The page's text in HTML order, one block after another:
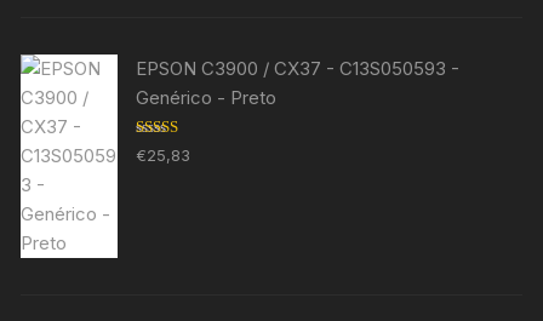
EPSON C3900 / CX37 - C13S050593 -
Genérico - Preto
Avaliação
5.00de 5
€25,83